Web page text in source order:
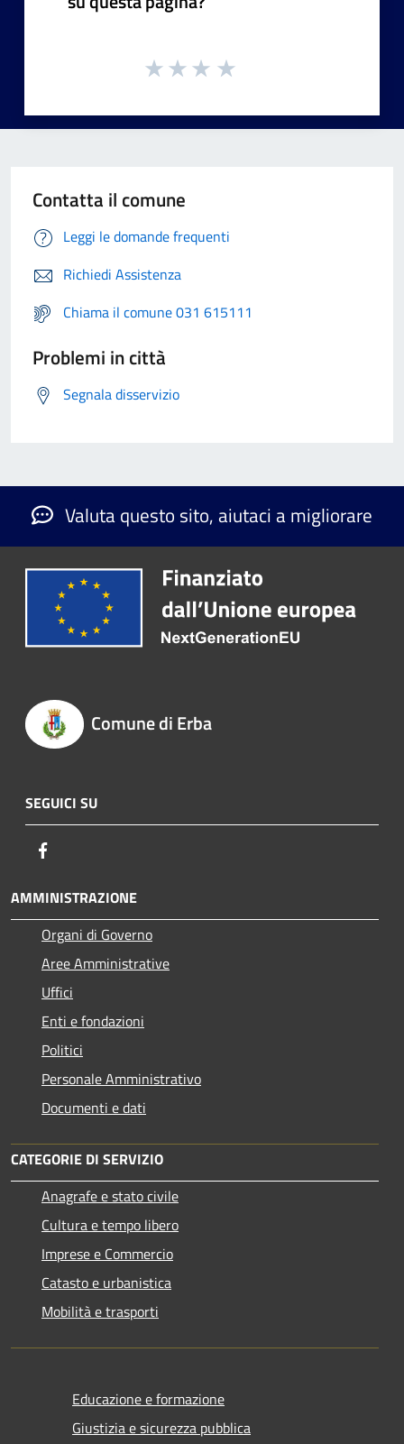
Contatta il comune
Leggi le domande frequenti
Richiedi Assistenza
Chiama il comune 031 615111
Problemi in città
Segnala disservizio
Valuta questo sito, aiutaci a migliorare
Comune di Erba
SEGUICI SU
AMMINISTRAZIONE
Organi di Governo
Aree Amministrative
Uffici
Enti e fondazioni
Politici
Personale Amministrativo
Documenti e dati
CATEGORIE DI SERVIZIO
Anagrafe e stato civile
Cultura e tempo libero
Imprese e Commercio
Catasto e urbanistica
Mobilità e trasporti
Educazione e formazione
Giustizia e sicurezza pubblica